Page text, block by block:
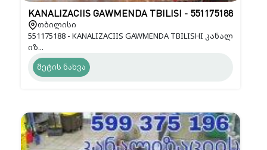
KANALIZACIIS GAWMENDA TBILISI - 551175188
თბილისი
551175188 - KANALIZACIIS GAWMENDA TBILISHI კანალ
იზ...
მეტის ნახვა